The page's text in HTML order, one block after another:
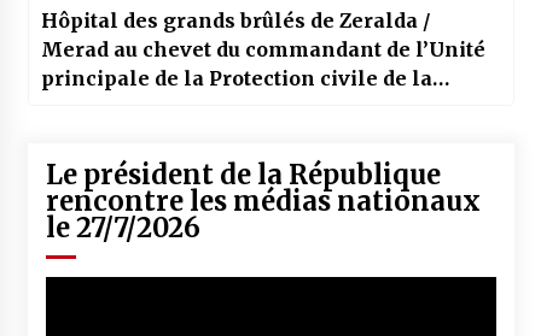
Hôpital des grands brûlés de Zeralda /
Merad au chevet du commandant de l’Unité
principale de la Protection civile de la
Le président de la République
rencontre les médias nationaux
le 27/7/2026